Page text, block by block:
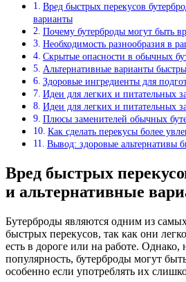
Вред быстрых перекусов
варианты
Почему бутерброды могут быть
Необходимость разнообразия в
Скрытые опасности в обычных
Альтернативные варианты
Здоровые ингредиенты для
Идеи для легких и питательных
Идеи для легких и питательных
Плюсы заменителей обычных
Как сделать перекусы более
Вывод: здоровые альтернативы
Вред быстрых
и альтернативные
Бутерброды являются одним из
быстрых перекусов, так как они
есть в дороге или на работе. Однако,
популярность, бутерброды могут
особенно если употреблять их